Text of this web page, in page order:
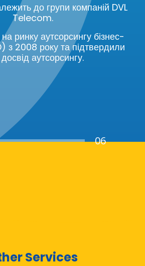
до групи компаній DVL
Telecom.
ринку аутсорсингу бізнес-
з 2008 року та підтвердили
досвід аутсорсингу.
Services